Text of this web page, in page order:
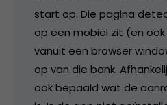
start op. Die pagina
op een mobiel zit (en
vanuit een browser
op van die bank.
ook bepaald wat de